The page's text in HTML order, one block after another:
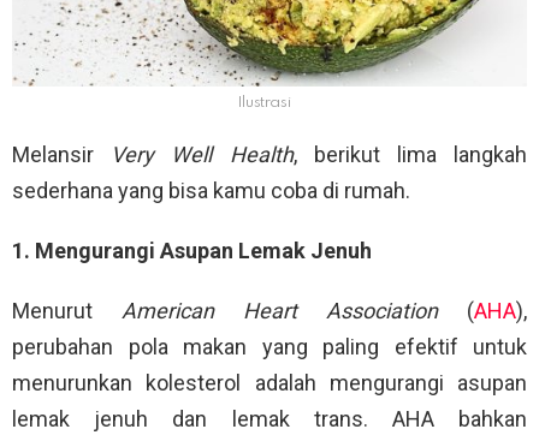
Ilustrasi
Melansir Very Well Health, berikut lima langkah
sederhana yang bisa kamu coba di rumah.
1. Mengurangi Asupan Lemak Jenuh
Menurut American Heart Association(AHA),
perubahan pola makan yang paling efektif untuk
menurunkan kolesterol adalah mengurangi asupan
lemak jenuh dan lemak trans. AHA bahkan